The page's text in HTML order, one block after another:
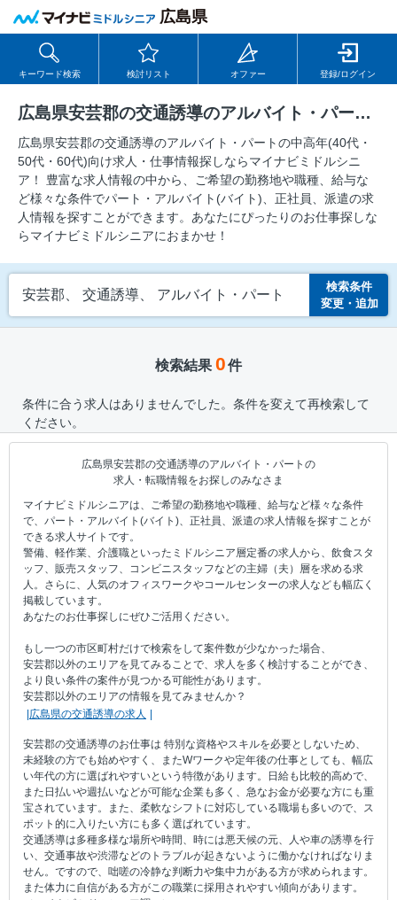
広島県
キーワード検索 検討リスト オファー 登録/ログイン
広島県安芸郡の交通誘導のアルバイト・パートの求人
広島県安芸郡の交通誘導のアルバイト・パートの中⾼年(40代・
50代・60代)向け求⼈・仕事情報探しならマイナビミドルシニ
ア！ 豊富な求人情報の中から、ご希望の勤務地や職種、給与な
ど様々な条件でパート・アルバイト(バイト)、正社員、派遣の求
人情報を探すことができます。あなたにぴったりのお仕事探しな
らマイナビミドルシニアにおまかせ！
安芸郡、 交通誘導、 アルバイト・パート
検索条件
変更・追加
検索結果 0件
条件に合う求人はありませんでした。条件を変えて再検索して
ください。
広島県安芸郡の交通誘導のアルバイト・パートの
求人・転職情報をお探しのみなさま
マイナビミドルシニアは、ご希望の勤務地や職種、給与など様々な条件
で、パート・アルバイト(バイト)、正社員、派遣の求人情報を探すことが
できる求人サイトです。
警備、軽作業、介護職といったミドルシニア層定番の求人から、飲食スタ
ッフ、販売スタッフ、コンビニスタッフなどの主婦（夫）層を求める求
人。さらに、人気のオフィスワークやコールセンターの求人なども幅広く
掲載しています。
あなたのお仕事探しにぜひご活用ください。
もし一つの市区町村だけで検索をして案件数が少なかった場合、
安芸郡以外のエリアを見てみることで、求人を多く検討することができ、
より良い条件の案件が見つかる可能性があります。
安芸郡以外のエリアの情報を見てみませんか？
広島県の交通誘導の求人
安芸郡の交通誘導のお仕事は 特別な資格やスキルを必要としないため、
未経験の方でも始めやすく、またWワークや定年後の仕事としても、幅広
い年代の方に選ばれやすいという特徴があります。日給も比較的高めで、
また日払いや週払いなどが可能な企業も多く、急なお金が必要な方にも重
宝されています。また、柔軟なシフトに対応している職場も多いので、ス
ポット的に入りたい方にも多く選ばれています。
交通誘導は多種多様な場所や時間、時には悪天候の元、人や車の誘導を行
い、交通事故や渋滞などのトラブルが起きないように働かなければなりま
せん。ですので、咄嗟の冷静な判断力や集中力がある方が求められます。
また体力に自信がある方がこの職業に採用されやすい傾向があります。